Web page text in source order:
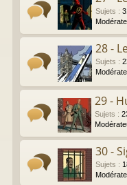
Sujets :
28 -
Sujets :
29 -
Sujets :
30 -
Sujets :